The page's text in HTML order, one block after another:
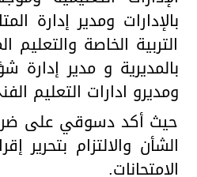
بالإدارات ومدير إدارة
التربية الخاصة
بالمديرية و مدير إدارة
ومديرو ادارات التعليم
حيث أكد دسوقي على ضرورة
الشأن والالتزام
الامتحانات.